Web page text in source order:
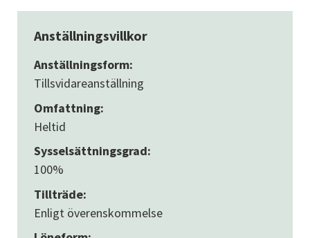
Anställningsvillkor
Anställningsform:
Tillsvidareanställning
Omfattning:
Heltid
Sysselsättningsgrad:
100%
Tillträde:
Enligt överenskommelse